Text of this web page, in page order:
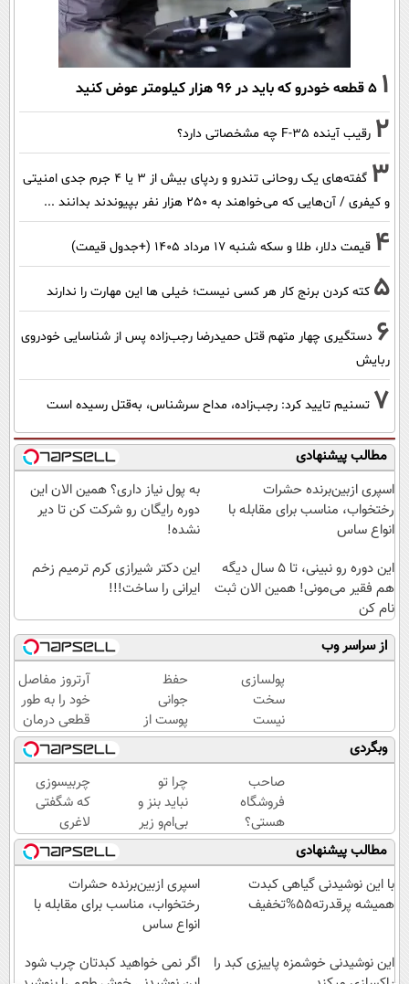
1 ۵ قطعه خودرو که باید در ۹۶ هزار کیلومتر عوض کنید
2 رقیب آینده F-35 چه مشخصاتی دارد؟
3
گفته‌های یک روحانی تندرو و ردپای بیش از ۳ یا ۴ جرم جدی امنیتی
و کیفری / آن‌هایی که می‌خواهند به ۲۵۰ هزار نفر بپیوندند بدانند ...
4 قیمت دلار، طلا و سکه شنبه ۱۷ مرداد ۱۴۰۵ (+جدول قیمت)
5 کته کردن برنج کار هر کسی نیست؛ خیلی ها این مهارت را ندارند
6 دستگیری چهار متهم قتل حمیدرضا رجب‌زاده پس از شناسایی خودروی
ربایش
7 تسنیم تایید کرد: رجب‌زاده، مداح سرشناس، به‌قتل رسیده است
مطالب پیشنهادی
اسپری ازبین‌برنده حشرات
رختخواب، مناسب برای مقابله با
انواع ساس
به پول نیاز داری؟ همین الان این
دوره رایگان رو شرکت کن تا دیر
نشده!
این دوره رو نبینی، تا 5 سال دیگه
هم فقیر می‌مونی! همین الان ثبت
نام کن
این دکتر شیرازی کرم ترمیم زخم
ایرانی را ساخت!!!
از سراسر وب
پولسازی
سخت
نیست
اگه
راهش
رو
بدونی! "
دوره
رایگان "
حفظ
جوانی
پوست از
اعماق
دریا با
جلبک
اسپیرولینا
آرتروز مفاصل
خود را به طور
قطعی درمان
کنید!
◗پرسش‌نامه◖
وبگردی
صاحب
فروشگاه
هستی؟
وام تا ۳
میلیارد
تومان
بگیر
چرا تو
نباید بنز و
بی‌ام‌و زیر
پات
باشه؟
(دوره
رایگان
درآمد
چربیسوزی
که شگفتی
لاغری
آسان را
رقم زد!
مطالب پیشنهادی
با این نوشیدنی گیاهی کبدت
همیشه پرقدرته55%تخفیف
اسپری ازبین‌برنده حشرات
رختخواب، مناسب برای مقابله با
انواع ساس
این نوشیدنی خوشمزه پاییزی کبد را
اگر نمی خواهید کبدتان چرب شود